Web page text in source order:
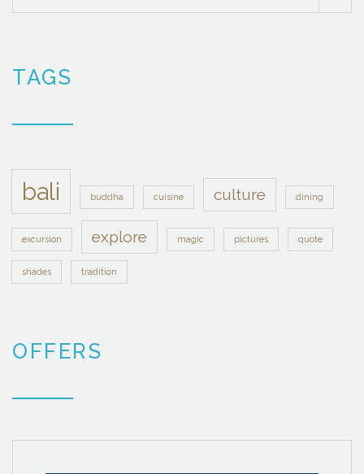
TAGS
bali buddha cuisine culture dining
excursion explore magic pictures quote
shades tradition
OFFERS